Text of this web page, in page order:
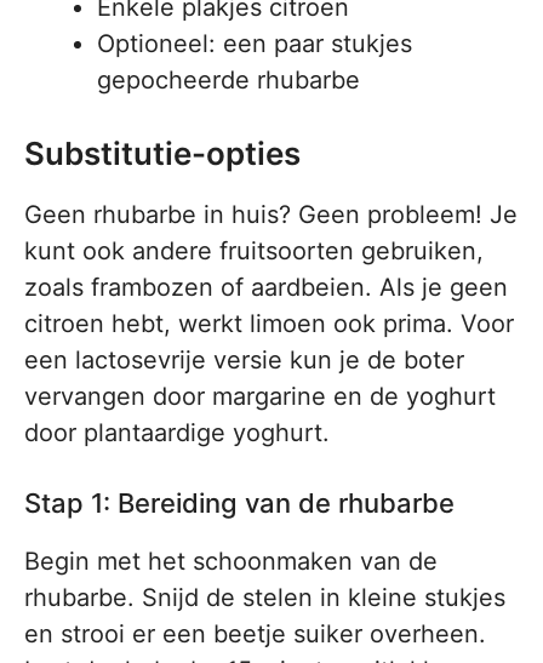
Enkele plakjes citroen
Optioneel: een paar stukjes
gepocheerde rhubarbe
Substitutie-opties
Geen rhubarbe in huis? Geen probleem! Je
kunt ook andere fruitsoorten gebruiken,
zoals frambozen of aardbeien. Als je geen
citroen hebt, werkt limoen ook prima. Voor
een lactosevrije versie kun je de boter
vervangen door margarine en de yoghurt
door plantaardige yoghurt.
Stap 1: Bereiding van de rhubarbe
Begin met het schoonmaken van de
rhubarbe. Snijd de stelen in kleine stukjes
en strooi er een beetje suiker overheen.